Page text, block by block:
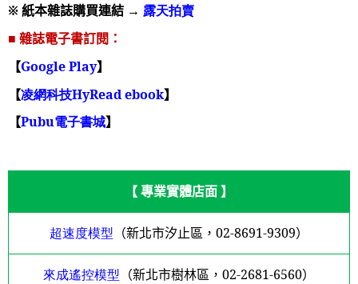
※ 紙本雜誌購買連結 → 露天拍賣
■ 雜誌電子書訂閱：
【Google Play】
【凌網科技HyRead ebook】
【Pubu電子書城】
【 專業實體店面 】
超速度模型 （新北市汐止區， 02-8691-9309）
來成遙控模型 （新北市樹林區， 02-2681-6560）